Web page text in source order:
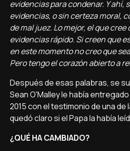
evidencias para condenar. Y ahí,
evidencias, o sin certeza moral,
de mal juez. Lo mejor, el que
evidencias rápido. Si creen que
en este momento no creo que
Pero tengo el corazón abierto a
Después de esas palabras, se
Sean O'Malley le había
2015 con el testimonio de una de
quedó claro si el Papa la había
¿QUÉ HA CAMBIADO?